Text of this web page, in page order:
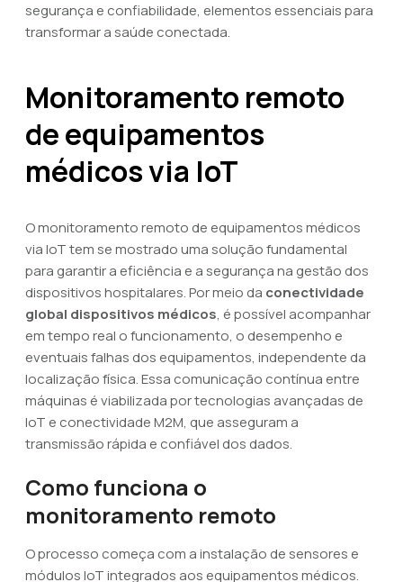
segurança e confiabilidade, elementos essenciais para
transformar a saúde conectada.
Monitoramento remoto
de equipamentos
médicos via IoT
O monitoramento remoto de equipamentos médicos
via IoT tem se mostrado uma solução fundamental
para garantir a eficiência e a segurança na gestão dos
dispositivos hospitalares. Por meio da conectividade
global dispositivos médicos, é possível acompanhar
em tempo real o funcionamento, o desempenho e
eventuais falhas dos equipamentos, independente da
localização física. Essa comunicação contínua entre
máquinas é viabilizada por tecnologias avançadas de
IoT e conectividade M2M, que asseguram a
transmissão rápida e confiável dos dados.
Como funciona o
monitoramento remoto
O processo começa com a instalação de sensores e
módulos IoT integrados aos equipamentos médicos.